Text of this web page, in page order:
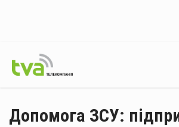
Допомога ЗСУ: